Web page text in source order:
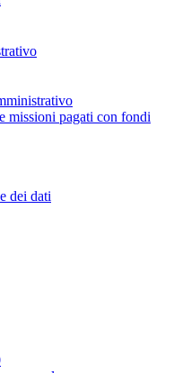
missioni pagati con fondi
dei dati